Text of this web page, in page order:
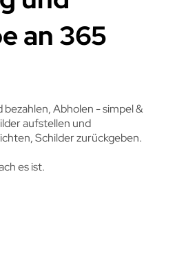
an 365
Abholen - simpel &
aufstellen und
Schilder zurückgeben.
es ist.